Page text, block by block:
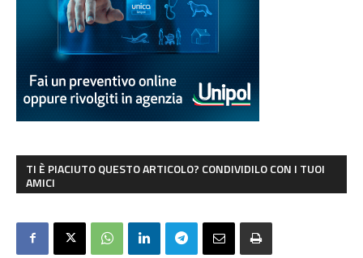
TI È PIACIUTO QUESTO ARTICOLO? CONDIVIDILO CON I TUOI
AMICI